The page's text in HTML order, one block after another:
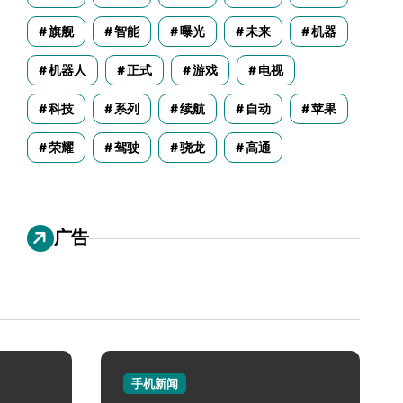
旗舰 智能 曝光 未来 机器
机器人 正式 游戏 电视
科技 系列 续航 自动 苹果
荣耀 驾驶 骁龙 高通
广告
手机新闻